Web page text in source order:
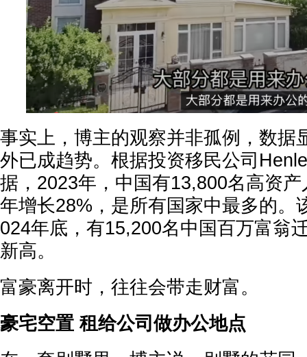
事实上，博主的观察并非孤例，数据
外已成趋势。根据投资移民公司
据，2023年，中国有13,800名高资
年增长28%，是所有国家中最多的。
024年底，有15,200名中国百万富翁
新高。
富豪离开时，往往会带走财富。
豪宅空置 租给公司做办公地点